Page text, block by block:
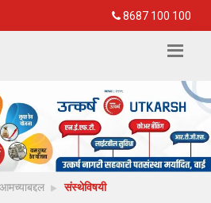
8687 100 100
आमच्याबद्दल संस्थेविषयी